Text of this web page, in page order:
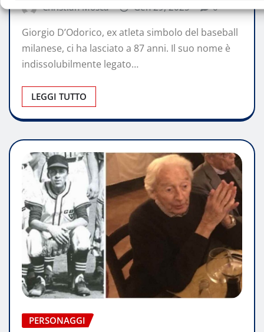
Christian Mosca Gen 29, 2025 0
Giorgio D’Odorico, ex atleta simbolo del baseball
milanese, ci ha lasciato a 87 anni. Il suo nome è
indissolubilmente legato…
LEGGI TUTTO
PERSONAGGI